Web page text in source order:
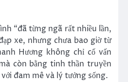
“đã từng ngã rất nhiều lần,
xe, nhưng chưa bao giờ từ
Hương không chỉ cố vấn
còn bằng tinh thần truyền
đam mê và lý tưởng sống.